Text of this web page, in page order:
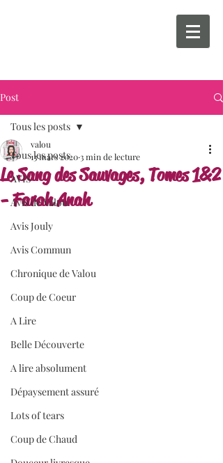
Post
Tous les posts
AVIS
Avis de Valou
Avis Jouly
Avis Commun
Chronique de Valou
Coup de Coeur
A Lire
Belle Découverte
A lire absolument
Dépaysement assuré
Lots of tears
Coup de Chaud
Tous les posts
Le Sang des Sauvages, Tomes 1&2
- Farah Anah
valou
13 mars 20203 min de lecture